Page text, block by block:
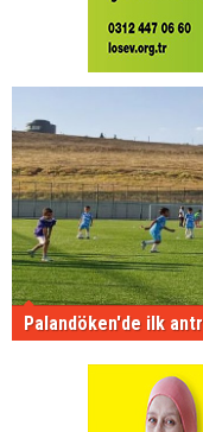
Palandöken'de ilk